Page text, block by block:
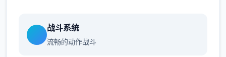
战斗系统
流畅的动作战斗